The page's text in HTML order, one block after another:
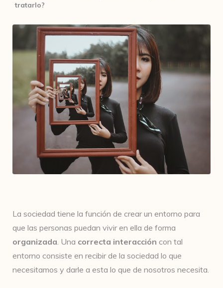
tratarlo?
La sociedad tiene la función de crear un entorno para
que las personas puedan vivir en ella de forma
organizada. Una correcta interacción con tal
entorno consiste en recibir de la sociedad lo que
necesitamos y darle a esta lo que de nosotros necesita.